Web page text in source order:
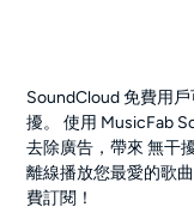
SoundCloud 免費用
擾。 使用 MusicFab
去除廣告，帶來 無干
離線播放您最愛的歌
費訂閱！